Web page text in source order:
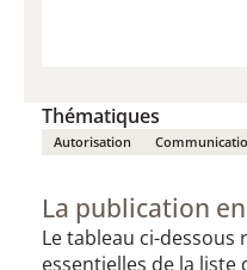
Thématiques
Autorisation
La publication
Le tableau ci-
essentielles de la liste